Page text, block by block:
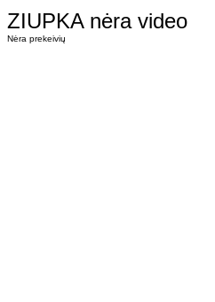
ZIUPKA nėra video
Nėra prekeivių